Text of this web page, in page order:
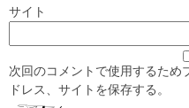
サイト
次回のコメントで使用するため
ドレス、サイトを保存する。